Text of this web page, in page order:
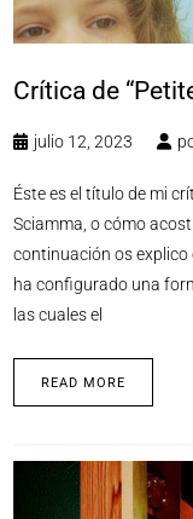
Crítica de
julio 12, 2023
Éste es el título de mi
Sciamma, o cómo
continuación os explico
ha configurado una
las cuales el
READ MORE